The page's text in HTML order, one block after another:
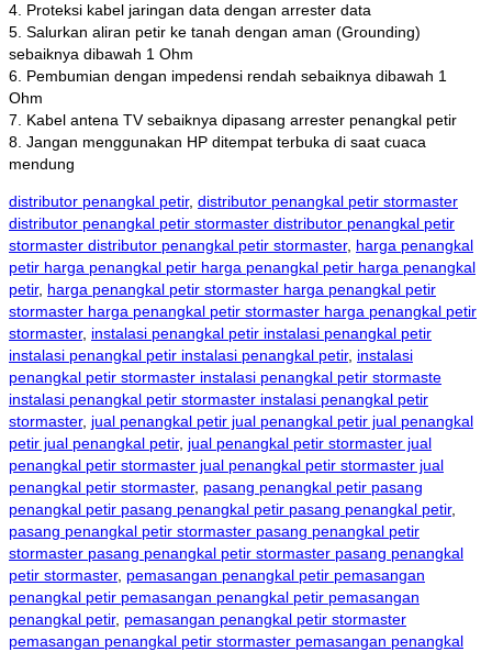
4. Proteksi kabel jaringan data dengan arrester data
5. Salurkan aliran petir ke tanah dengan aman (Grounding)
sebaiknya dibawah 1 Ohm
6. Pembumian dengan impedensi rendah sebaiknya dibawah 1
Ohm
7. Kabel antena TV sebaiknya dipasang arrester penangkal petir
8. Jangan menggunakan HP ditempat terbuka di saat cuaca
mendung
distributor penangkal petir, distributor penangkal petir stormaster
distributor penangkal petir stormaster distributor penangkal petir
stormaster distributor penangkal petir stormaster, harga penangkal
petir harga penangkal petir harga penangkal petir harga penangkal
petir, harga penangkal petir stormaster harga penangkal petir
stormaster harga penangkal petir stormaster harga penangkal petir
stormaster, instalasi penangkal petir instalasi penangkal petir
instalasi penangkal petir instalasi penangkal petir, instalasi
penangkal petir stormaster instalasi penangkal petir stormaste
instalasi penangkal petir stormaster instalasi penangkal petir
stormaster, jual penangkal petir jual penangkal petir jual penangkal
petir jual penangkal petir, jual penangkal petir stormaster jual
penangkal petir stormaster jual penangkal petir stormaster jual
penangkal petir stormaster, pasang penangkal petir pasang
penangkal petir pasang penangkal petir pasang penangkal petir,
pasang penangkal petir stormaster pasang penangkal petir
stormaster pasang penangkal petir stormaster pasang penangkal
petir stormaster, pemasangan penangkal petir pemasangan
penangkal petir pemasangan penangkal petir pemasangan
penangkal petir, pemasangan penangkal petir stormaster
pemasangan penangkal petir stormaster pemasangan penangkal